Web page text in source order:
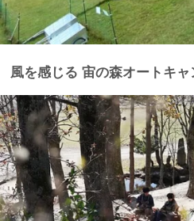
風を感じる 宙の森オートキャ